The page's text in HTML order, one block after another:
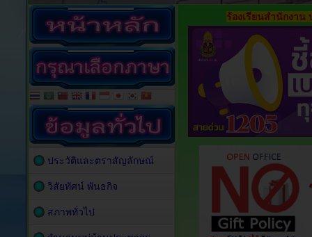
ร้องเรียนสำนักงาน
ประวัติและตราสัญลักษณ์
วิสัยทัศน์ พันธกิจ
สภาพทั่วไป